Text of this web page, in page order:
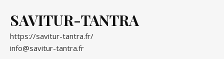
SAVITUR-TANTRA
https://savitur-tantra.fr/
info@savitur-tantra.fr